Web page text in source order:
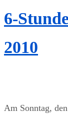
6-
2010
Am Sonntag,